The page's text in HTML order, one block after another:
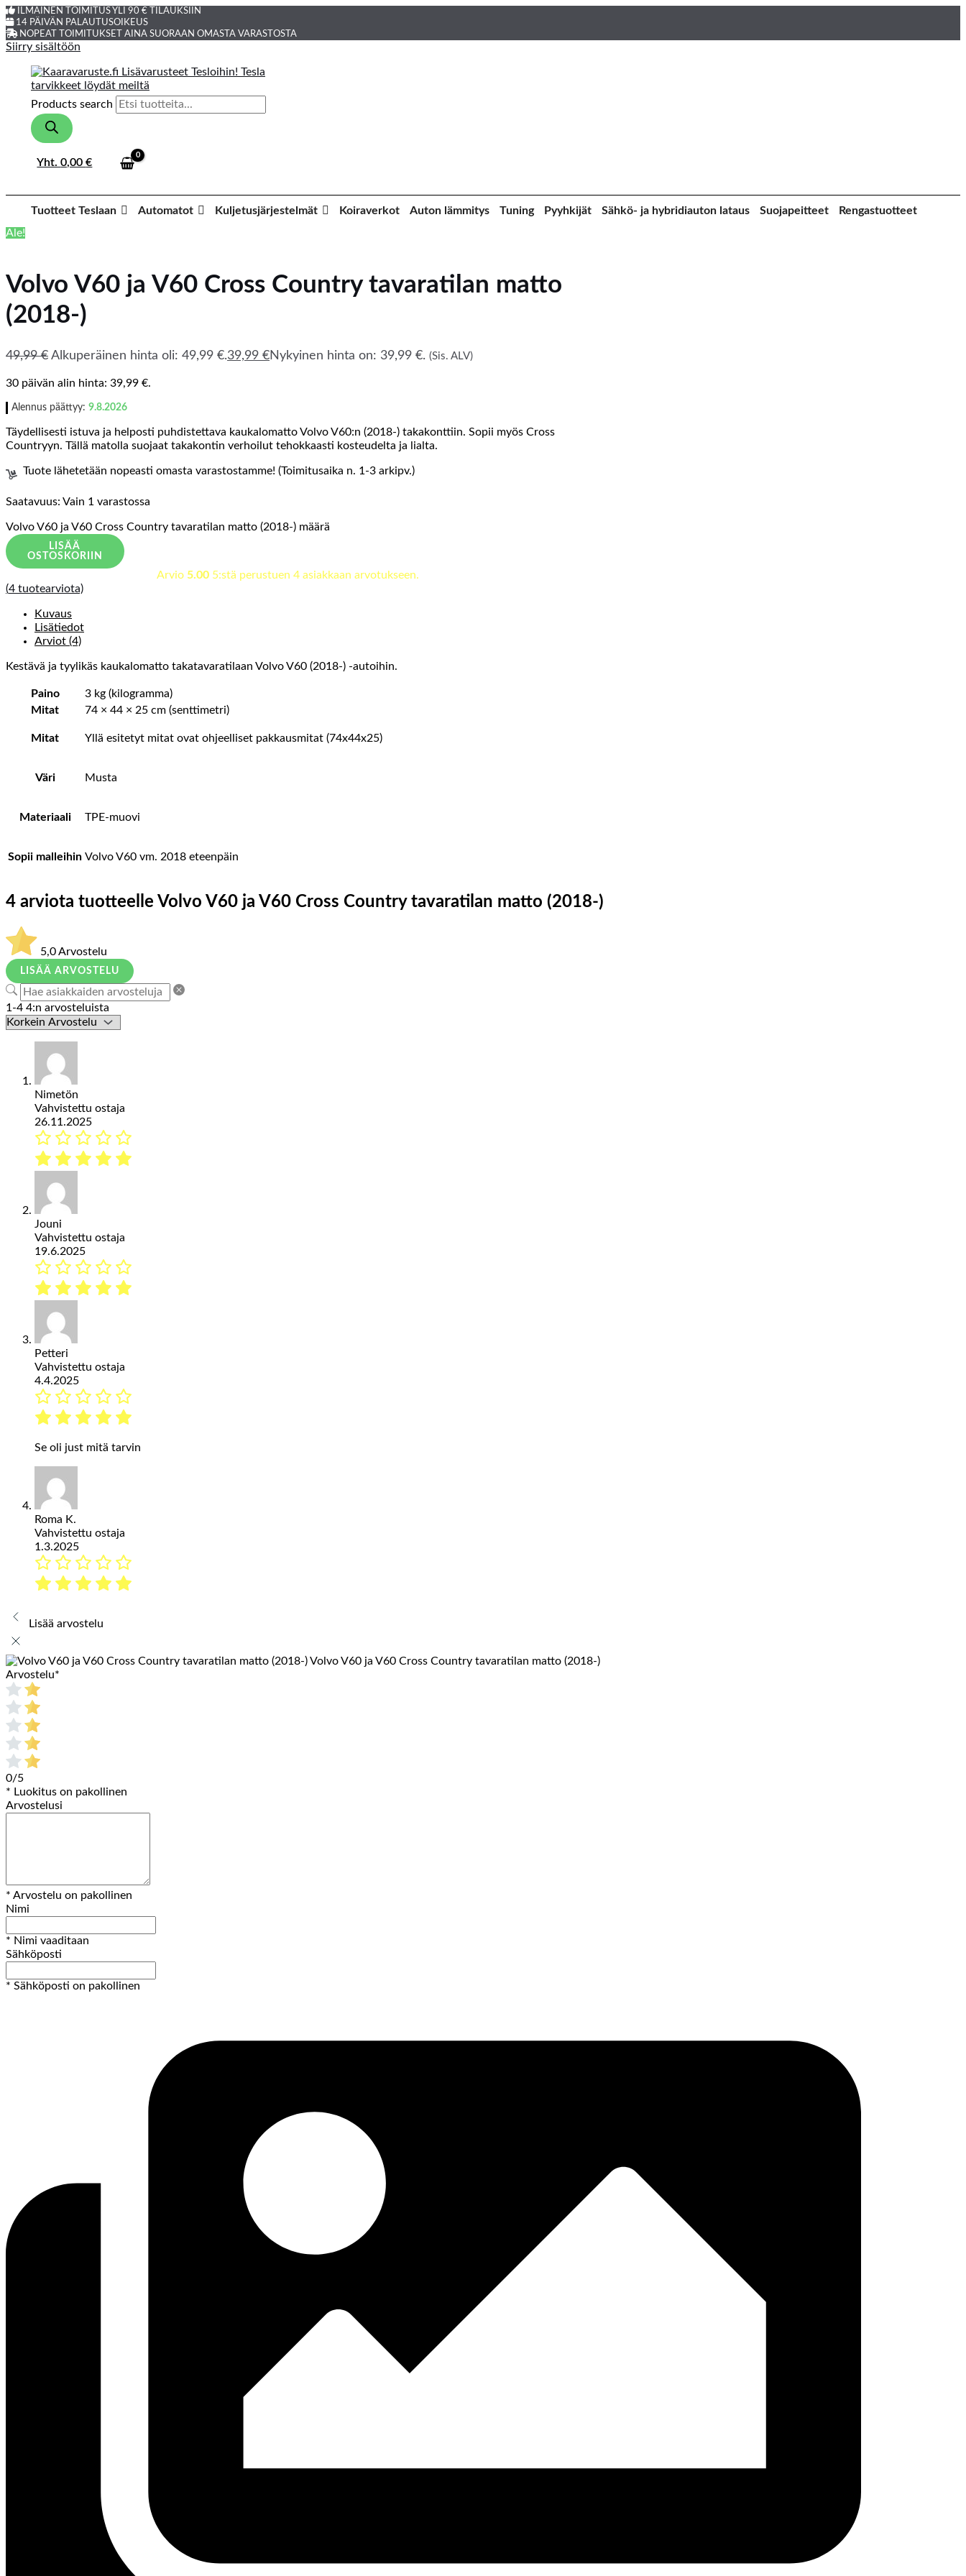
ILMAINEN TOIMITUS YLI 90 € TILAUKSIIN
14 PÄIVÄN PALAUTUSOIKEUS
NOPEAT TOIMITUKSET AINA SUORAAN OMASTA VARASTOSTA
Siirry sisältöön
Products search
Yht.0,00€
Tuotteet Teslaan Automatot Kuljetusjärjestelmät Koiraverkot Auton lämmitys Tuning Pyyhkijät Sähkö- ja hybridiauton lataus Suojapeitteet
Rengastuotteet
Ale!
Volvo V60 ja V60 Cross Country tavaratilan matto
(2018-)
49,99€ Alkuperäinen hinta oli: 49,99 €.39,99 €Nykyinen hinta on: 39,99 €. (Sis. ALV)
30 päivän alin hinta: 39,99 €.
Alennus päättyy: 9.8.2026
Täydellisesti istuva ja helposti puhdistettava kaukalomatto Volvo V60:n (2018-) takakonttiin. Sopii myös Cross
Countryyn. Tällä matolla suojaat takakontin verhoilut tehokkaasti kosteudelta ja lialta.
Tuote lähetetään nopeasti omasta varastostamme! (Toimitusaika n. 1-3 arkipv.)
Saatavuus: Vain 1 varastossa
Volvo V60 ja V60 Cross Country tavaratilan matto (2018-) määrä
LISÄÄ
OSTOSKORIIN
Arvio 5.00 5:stä perustuen4 asiakkaan arvotukseen.
(4 tuotearviota)
Kuvaus
Lisätiedot
Arviot (4)
Kestävä ja tyylikäs kaukalomatto takatavaratilaan Volvo V60 (2018-) -autoihin.
Paino
3 kg (kilogramma)
Mitat
74 × 44 × 25 cm (senttimetri)
Mitat Yllä esitetyt mitat ovat ohjeelliset pakkausmitat (74x44x25)
Väri Musta
Materiaali TPE-muovi
Sopii malleihin Volvo V60 vm. 2018 eteenpäin
4 arviota tuotteelle Volvo V60 ja V60 Cross Country tavaratilan matto (2018-)
5,0Arvostelu
LISÄÄ ARVOSTELU
1-4 4:n arvosteluista
Nimetön
Vahvistettu ostaja
26.11.2025
Jouni
Vahvistettu ostaja
19.6.2025
Petteri
Vahvistettu ostaja
4.4.2025
Se oli just mitä tarvin
Roma K.
Vahvistettu ostaja
1.3.2025
Lisää arvostelu
Volvo V60 ja V60 Cross Country tavaratilan matto (2018-)
Arvostelu*
0/5
* Luokitus on pakollinen
Arvostelusi
* Arvostelu on pakollinen
Nimi
* Nimi vaaditaan
Sähköposti
* Sähköposti on pakollinen